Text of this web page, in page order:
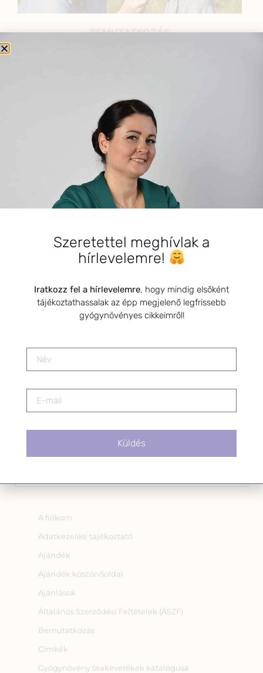
BEMUTATKOZÁS
férfiak egészségének megőrzése és helyreállítása.
HÍRLEVÉL
HÍRLEVÉL FELIRATKOZÁS
az alábbi nyilatkozatot:
Hozzájárulok, hogy az
Adatkezelési tájékoztatóban
hírleveleket küldjön nekem.
A hírlevélről bármikor
linkre kattintva.
A fiókom
Adatkezelési tájékoztató
Ajándék
Ajándék köszönőoldal
Ajánlások
Általános Szerződési Feltételek (ÁSZF)
Bemutatkozás
Címkék
Gyógynövény teakeverékek katalógusa
Szeretettel meghívlak a
hírlevelemre!
Iratkozz fel a hírlevelemre, hogy mindig elsőként
tájékoztathassalak az épp megjelenő legfrissebb
gyógynövényes cikkeimről!
Küldés